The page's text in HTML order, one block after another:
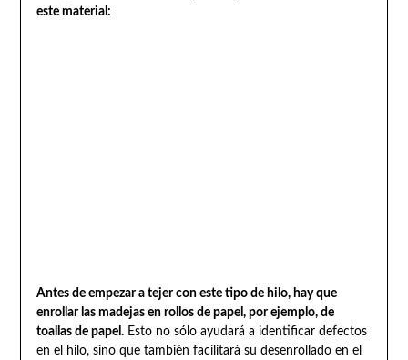
este material:
Antes de empezar a tejer con este tipo de hilo, hay que
enrollar las madejas en rollos de papel, por ejemplo, de
toallas de papel.Esto no sólo ayudará a identificar defectos
en el hilo, sino que también facilitará su desenrollado en el